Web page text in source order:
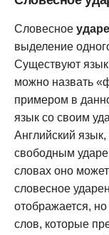
Словесное
выделение
Существуют
можно назвать
примером в
язык со своим
Английский язык,
свободным
словах оно
словесное
отображается,
слов, которые